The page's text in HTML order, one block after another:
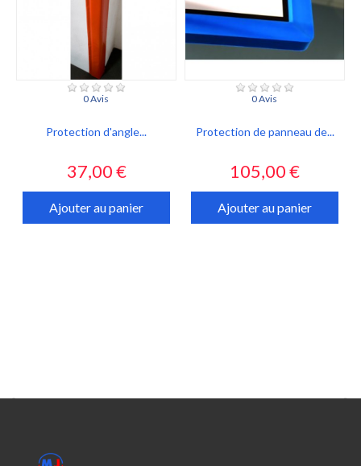
0 Avis
Protection d'angle...
Prix
37,00 €
Ajouter au panier
0 Avis
Protection de panneau de...
Prix
105,00 €
Ajouter au panier
 